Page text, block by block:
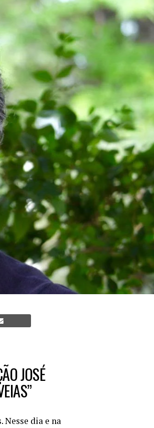
JOSÉ
Nesse dia e na